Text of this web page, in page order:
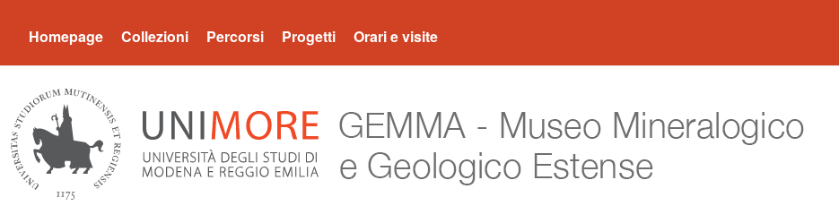
Museo Gemma
Homepage Collezioni Percorsi Progetti Orari e visite